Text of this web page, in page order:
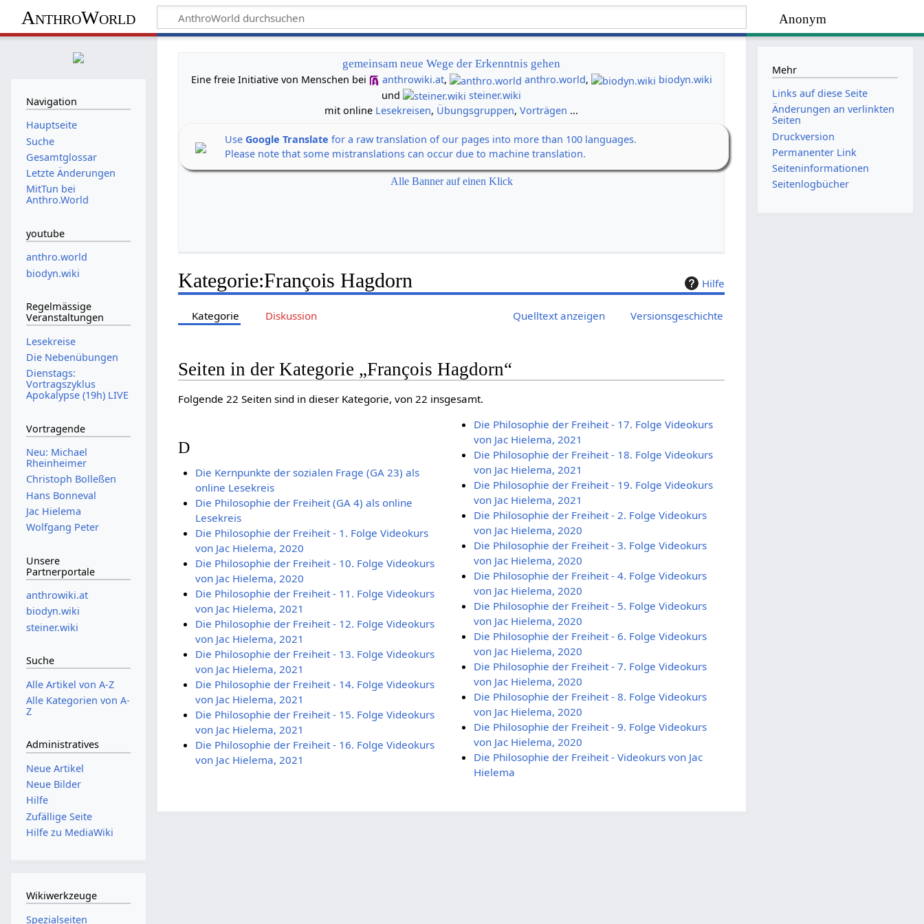
Anonym
AnthroWorld
gemeinsam neue Wege der Erkenntnis gehen
Eine freie Initiative von Menschen bei
anthrowiki.at, anthro.world,
biodyn.wiki
und
steiner.wiki
mit online Lesekreisen, Übungsgruppen,Vorträgen ...
UseGoogle Translate for a raw translation of our pages into more than 100 languages.
Please note that some mistranslations can occur due to machine translation.
Alle Banner auf einen Klick
Hilfe
Kategorie:François Hagdorn
Kategorie Diskussion Quelltext anzeigen Versionsgeschichte
Seiten in der Kategorie „François Hagdorn“
Folgende 22 Seiten sind in dieser Kategorie, von 22 insgesamt.
D
Die Kernpunkte der sozialen Frage (GA 23) als
online Lesekreis
Die Philosophie der Freiheit (GA 4) als online
Lesekreis
Die Philosophie der Freiheit - 1. Folge Videokurs
von Jac Hielema, 2020
Die Philosophie der Freiheit - 10. Folge Videokurs
von Jac Hielema, 2020
Die Philosophie der Freiheit - 11. Folge Videokurs
von Jac Hielema, 2021
Die Philosophie der Freiheit - 12. Folge Videokurs
von Jac Hielema, 2021
Die Philosophie der Freiheit - 13. Folge Videokurs
von Jac Hielema, 2021
Die Philosophie der Freiheit - 14. Folge Videokurs
von Jac Hielema, 2021
Die Philosophie der Freiheit - 15. Folge Videokurs
von Jac Hielema, 2021
Die Philosophie der Freiheit - 16. Folge Videokurs
von Jac Hielema, 2021
Die Philosophie der Freiheit - 17. Folge Videokurs
von Jac Hielema, 2021
Die Philosophie der Freiheit - 18. Folge Videokurs
von Jac Hielema, 2021
Die Philosophie der Freiheit - 19. Folge Videokurs
von Jac Hielema, 2021
Die Philosophie der Freiheit - 2. Folge Videokurs
von Jac Hielema, 2020
Die Philosophie der Freiheit - 3. Folge Videokurs
von Jac Hielema, 2020
Die Philosophie der Freiheit - 4. Folge Videokurs
von Jac Hielema, 2020
Die Philosophie der Freiheit - 5. Folge Videokurs
von Jac Hielema, 2020
Die Philosophie der Freiheit - 6. Folge Videokurs
von Jac Hielema, 2020
Die Philosophie der Freiheit - 7. Folge Videokurs
von Jac Hielema, 2020
Die Philosophie der Freiheit - 8. Folge Videokurs
von Jac Hielema, 2020
Die Philosophie der Freiheit - 9. Folge Videokurs
von Jac Hielema, 2020
Die Philosophie der Freiheit - Videokurs von Jac
Hielema
Navigation
Hauptseite
Suche
Gesamtglossar
Letzte Änderungen
MitTun bei
Anthro.World
youtube
anthro.world
biodyn.wiki
Regelmässige
Veranstaltungen
Lesekreise
Die Nebenübungen
Dienstags:
Vortragszyklus
Apokalypse (19h) LIVE
Vortragende
Neu: Michael
Rheinheimer
Christoph Bolleßen
Hans Bonneval
Jac Hielema
Wolfgang Peter
Unsere
Partnerportale
anthrowiki.at
biodyn.wiki
steiner.wiki
Suche
Alle Artikel von A-Z
Alle Kategorien von A-
Z
Administratives
Neue Artikel
Neue Bilder
Hilfe
Zufällige Seite
Hilfe zu MediaWiki
Wikiwerkzeuge
Spezialseiten
Mehr
Links auf diese Seite
Änderungen an verlinkten
Seiten
Druckversion
Permanenter Link
Seiten­­informationen
Seitenlogbücher